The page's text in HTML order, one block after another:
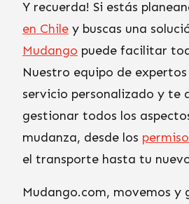
Y recuerda! Si estás
en Chile y buscas una
Mudango puede facilitar
Nuestro equipo de
servicio personalizado y te
gestionar todos los
mudanza, desde los
el transporte hasta tu
Mudango.com, movemos y